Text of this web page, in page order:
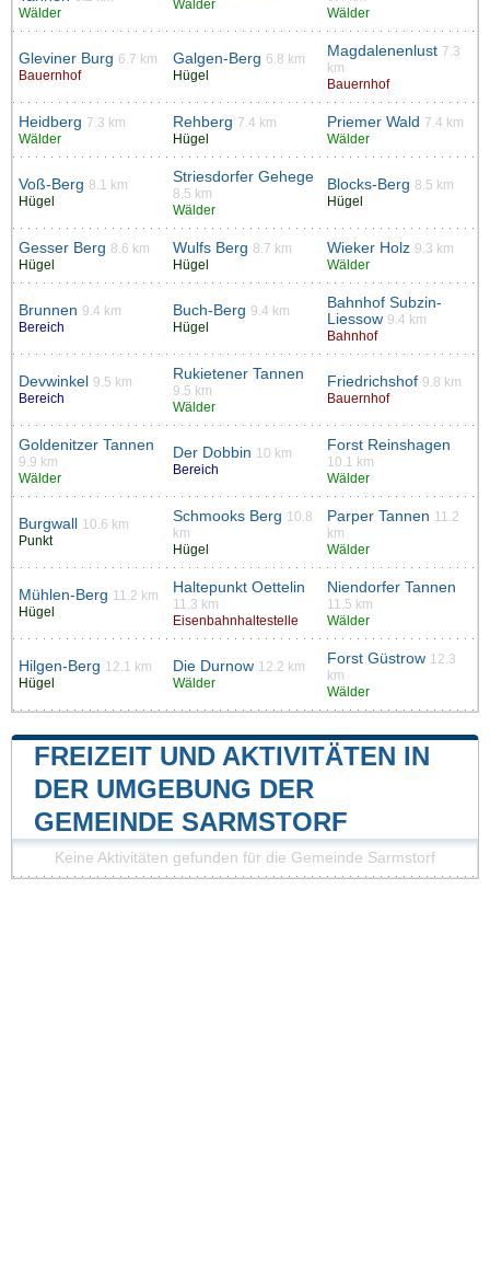
Wälder
Wälder
Wälder
Gleviner Burg 6.7 km
Bauernhof
Galgen-Berg 6.8 km
Hügel
Magdalenenlust 7.3
km
Bauernhof
Heidberg 7.3 km
Wälder
Rehberg 7.4 km
Hügel
Priemer Wald
7.4 km
Wälder
Voß-Berg 8.1 km
Hügel
Striesdorfer Gehege
8.5 km
Wälder
Blocks-Berg 8.5 km
Hügel
Gesser Berg 8.6 km
Hügel
Wulfs Berg 8.7 km
Hügel
Wieker Holz 9.3 km
Wälder
Brunnen 9.4 km
Bereich
Buch-Berg 9.4 km
Hügel
Bahnhof Subzin-
Liessow 9.4 km
Bahnhof
Devwinkel
9.5 km
Bereich
Rukietener Tannen
9.5 km
Wälder
Friedrichshof 9.8 km
Bauernhof
Goldenitzer Tannen
9.9 km
Wälder
Der Dobbin 10 km
Bereich
Forst Reinshagen
10.1 km
Wälder
Burgwall
10.6 km
Punkt
Schmooks Berg 10.8
km
Hügel
Parper Tannen 11.2
km
Wälder
Mühlen-Berg 11.2 km
Hügel
Haltepunkt Oettelin
11.3 km
Eisenbahnhaltestelle
Niendorfer Tannen
11.5 km
Wälder
Hilgen-Berg 12.1 km
Hügel
Die Durnow 12.2 km
Wälder
Forst Güstrow 12.3
km
Wälder
FREIZEIT UND AKTIVITÄTEN IN
DER UMGEBUNG DER
GEMEINDE SARMSTORF
Keine Aktivitäten gefunden für die Gemeinde Sarmstorf